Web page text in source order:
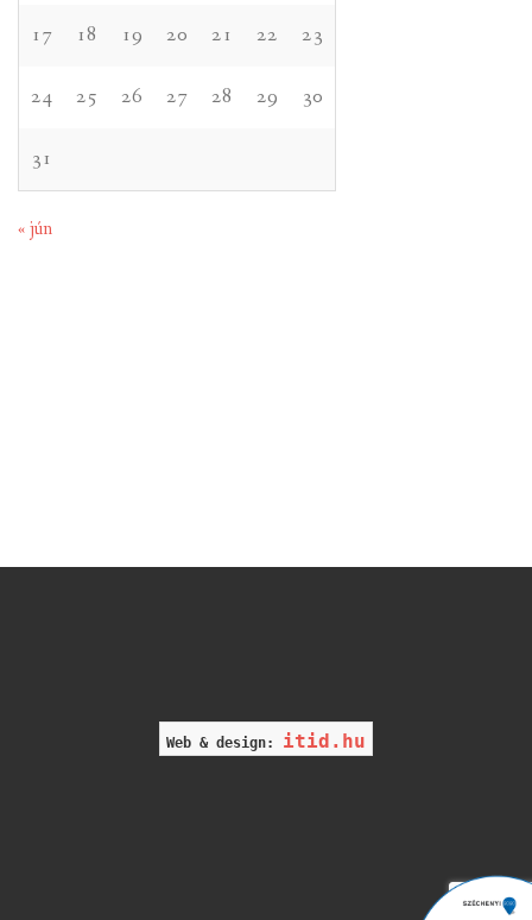
17 18 19 20 21 22 23
24 25 26 27 28 29 30
31
« jún
Web & design: itid.hu